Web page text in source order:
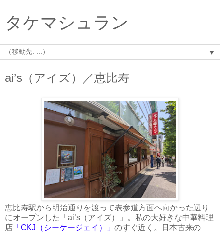
タケマシュラン
▼
ai’s（アイズ）／恵比寿
恵比寿駅から明治通りを渡って表参道方面へ向かった辺り
にオープンした「ai’s（アイズ）」。私の大好きな中華料理
店 「CKJ（シーケージェイ）」 のすぐ近く。日本古来の